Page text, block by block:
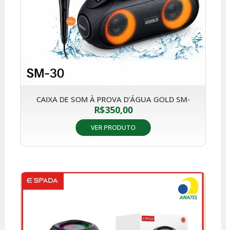
CAIXA DE SOM À PROVA D’ÁGUA GOLD SM-
R$350,00
VER PRODUTO